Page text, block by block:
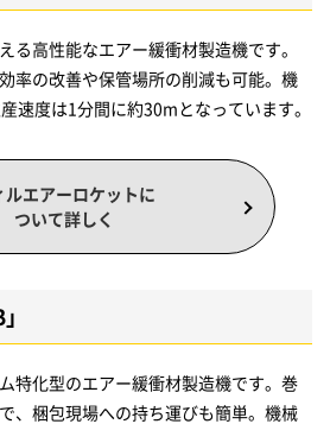
る高性能なエアー緩衝材製造機です。
率の改善や保管場所の削減も可能。機
速度は1分間に約30mとなっています。
ルエアーロケットに
ついて詳しく
特化型のエアー緩衝材製造機です。巻
、梱包現場への持ち運びも簡単。機械